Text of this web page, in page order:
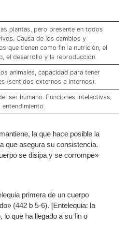
plantas, pero presente en todos
Causa de los cambios y
que tienen como fin la nutrición, el
el desarrollo y la reproducción.
animales, capacidad para tener
(sentidos externos e internos).
ser humano. Funciones intelectivas,
entendimiento.
la que hace posible la
que asegura su consistencia.
se disipa y se corrompe»
primera de un cuerpo
(442 b 5-6). [Entelequia: la
lo que ha llegado a su fin o